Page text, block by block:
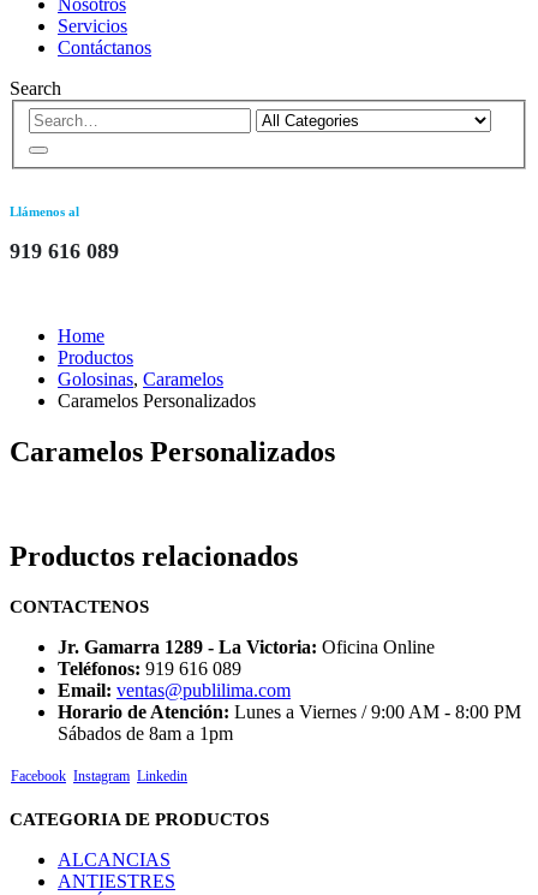
Servicios
Contáctanos
Search
Llámenos al
919 616 089
Home
Productos
Golosinas, Caramelos
Caramelos Personalizados
Caramelos Personalizados
Productos relacionados
CONTACTENOS
Jr. Gamarra 1289 - La Victoria: Oficina Online
Teléfonos: 919 616 089
Email: ventas@publilima.com
Horario de Atención: Lunes a Viernes / 9:00 AM - 8:00 PM
Sábados de 8am a 1pm
Facebook Instagram Linkedin
CATEGORIA DE PRODUCTOS
ALCANCIAS
ANTIESTRES